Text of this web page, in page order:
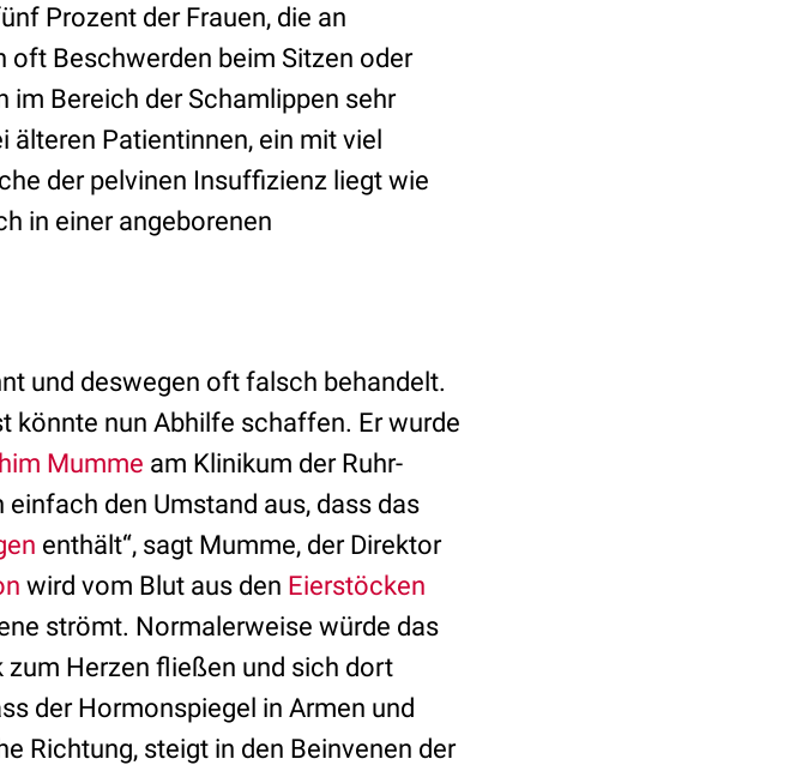
Prozent der Frauen, die an
oft Beschwerden beim Sitzen oder
Bereich der Schamlippen sehr
älteren Patientinnen, ein mit viel
der pelvinen Insuffizienz liegt wie
in einer angeborenen
und deswegen oft falsch behandelt.
könnte nun Abhilfe schaffen. Er wurde
Mumme am Klinikum der Ruhr-
den Umstand aus, dass das
enthält“, sagt Mumme, der Direktor
wird vom Blut aus den Eierstöcken
strömt. Normalerweise würde das
zum Herzen fließen und sich dort
der Hormonspiegel in Armen und
Richtung, steigt in den Beinvenen der